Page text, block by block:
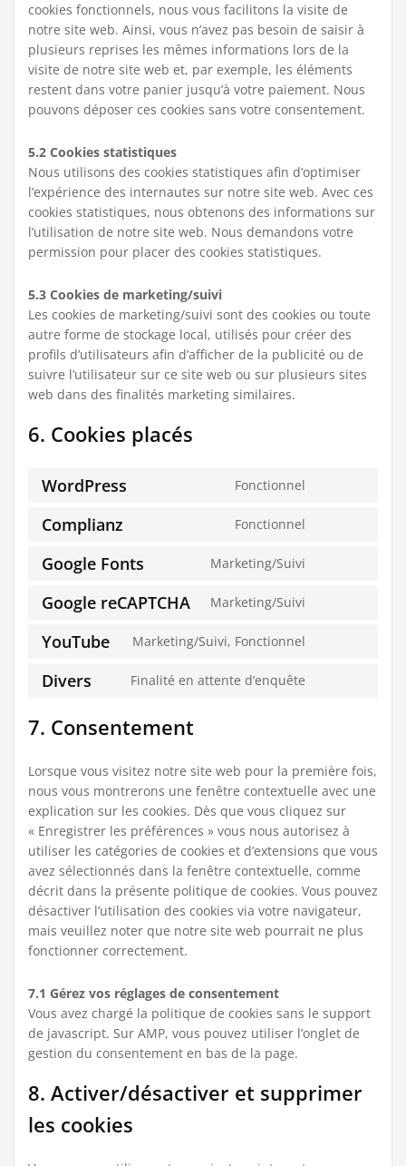
cookies fonctionnels, nous vous facilitons la visite de
notre site web. Ainsi, vous n’avez pas besoin de saisir à
plusieurs reprises les mêmes informations lors de la
visite de notre site web et, par exemple, les éléments
restent dans votre panier jusqu’à votre paiement. Nous
pouvons déposer ces cookies sans votre consentement.
5.2 Cookies statistiques
Nous utilisons des cookies statistiques afin d’optimiser
l’expérience des internautes sur notre site web. Avec ces
cookies statistiques, nous obtenons des informations sur
l’utilisation de notre site web. Nous demandons votre
permission pour placer des cookies statistiques.
5.3 Cookies de marketing/suivi
Les cookies de marketing/suivi sont des cookies ou toute
autre forme de stockage local, utilisés pour créer des
profils d’utilisateurs afin d’afficher de la publicité ou de
suivre l’utilisateur sur ce site web ou sur plusieurs sites
web dans des finalités marketing similaires.
6. Cookies placés
WordPress Fonctionnel
Complianz Fonctionnel
Google Fonts Marketing/Suivi
Google reCAPTCHA Marketing/Suivi
YouTube Marketing/Suivi, Fonctionnel
Divers Finalité en attente d’enquête
7. Consentement
Lorsque vous visitez notre site web pour la première fois,
nous vous montrerons une fenêtre contextuelle avec une
explication sur les cookies. Dès que vous cliquez sur
« Enregistrer les préférences » vous nous autorisez à
utiliser les catégories de cookies et d’extensions que vous
avez sélectionnés dans la fenêtre contextuelle, comme
décrit dans la présente politique de cookies. Vous pouvez
désactiver l’utilisation des cookies via votre navigateur,
mais veuillez noter que notre site web pourrait ne plus
fonctionner correctement.
7.1 Gérez vos réglages de consentement
Vous avez chargé la politique de cookies sans le support
de javascript. Sur AMP, vous pouvez utiliser l’onglet de
gestion du consentement en bas de la page.
8. Activer/désactiver et supprimer
les cookies